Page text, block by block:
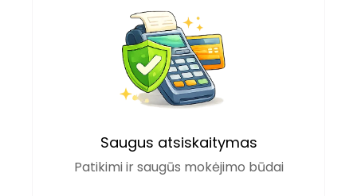
Saugus atsiskaitymas
Patikimi ir saugūs mokėjimo būdai